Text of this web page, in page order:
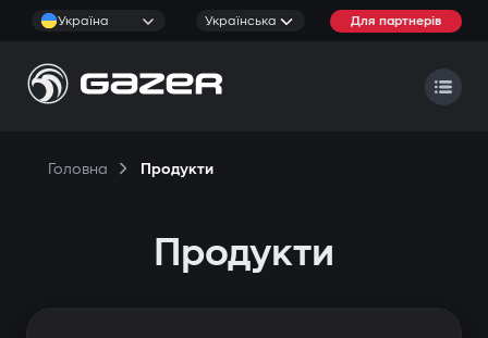
Україна Українська Для партнерів
Головна Продукти
Продукти